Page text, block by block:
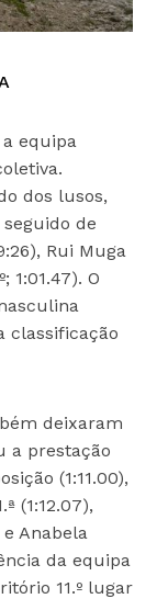
equipa
dos lusos,
de
Rui Muga
1:01.47). O
classificação
deixaram
a prestação
(1:11.00),
(1:12.07),
e Anabela
da equipa
11.º lugar